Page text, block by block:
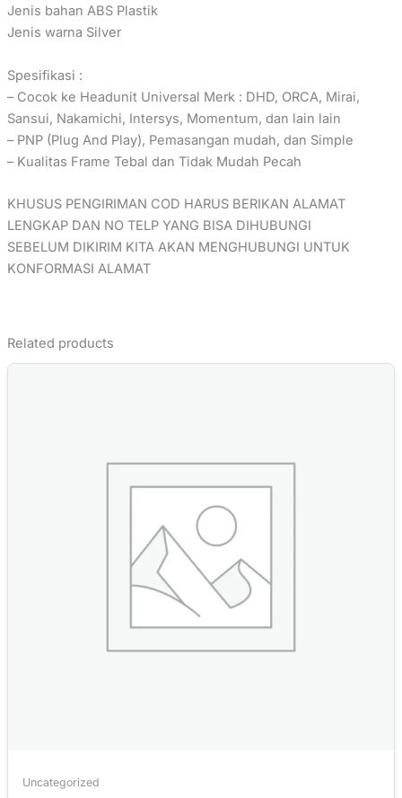
Jenis bahan ABS Plastik
Jenis warna Silver
Spesifikasi :
– Cocok ke Headunit Universal Merk : DHD, ORCA, Mirai,
Sansui, Nakamichi, Intersys, Momentum, dan lain lain
– PNP (Plug And Play), Pemasangan mudah, dan Simple
– Kualitas Frame Tebal dan Tidak Mudah Pecah
KHUSUS PENGIRIMAN COD HARUS BERIKAN ALAMAT
LENGKAP DAN NO TELP YANG BISA DIHUBUNGI
SEBELUM DIKIRIM KITA AKAN MENGHUBUNGI UNTUK
KONFORMASI ALAMAT
Related products
Uncategorized